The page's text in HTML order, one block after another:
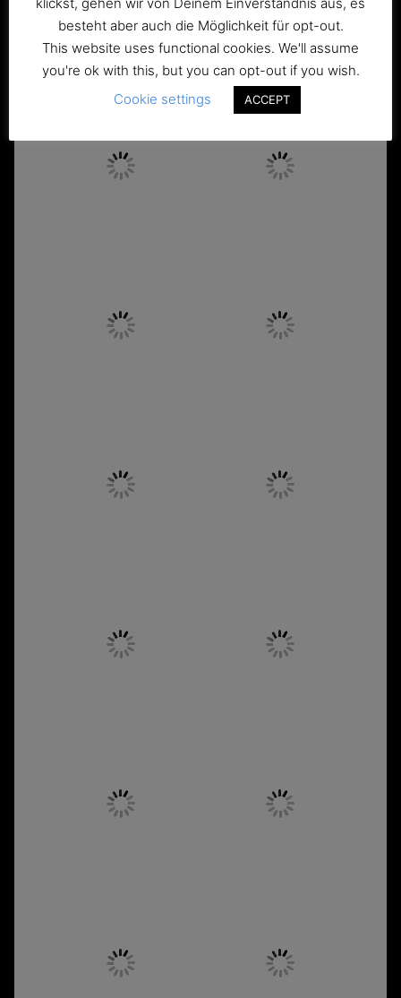
besteht aber auch die Möglichkeit für opt-out.
This website uses functional cookies. We'll assume
you're ok with this, but you can opt-out if you wish.
Cookie settings
ACCEPT